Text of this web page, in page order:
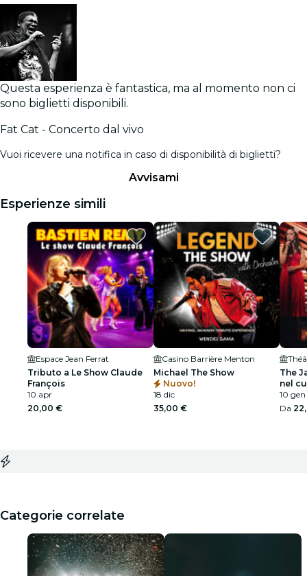
Questa esperienza è fantastica, ma al momento non ci
sono biglietti disponibili.
Fat Cat - Concerto dal vivo
Vuoi ricevere una notifica in caso di disponibilità di biglietti?
Avvisami
Esperienze simili
Espace Jean Ferrat
Tributo a Le Show Claude
François
10 apr
20,00 €
Casino Barrière Menton
Michael The Show
Nuovo!
18 dic
35,00 €
The
nel
10 gen
Da
Categorie correlate